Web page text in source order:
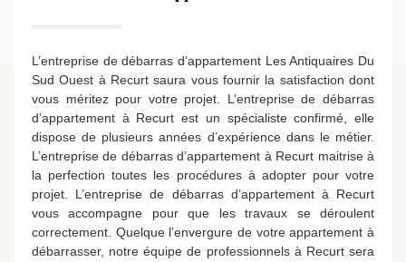
L’entreprise de débarras d’appartement Les Antiquaires Du
Sud Ouest à Recurt saura vous fournir la satisfaction dont
vous méritez pour votre projet. L’entreprise de débarras
d’appartement à Recurt est un spécialiste confirmé, elle
dispose de plusieurs années d’expérience dans le métier.
L’entreprise de débarras d’appartement à Recurt maitrise à
la perfection toutes les procédures à adopter pour votre
projet. L’entreprise de débarras d’appartement à Recurt
vous accompagne pour que les travaux se déroulent
correctement. Quelque l’envergure de votre appartement à
débarrasser, notre équipe de professionnels à Recurt sera